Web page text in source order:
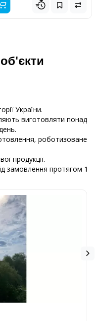
України.
виготовляти понад
роботизоване
продукції.
замовлення протягом 1